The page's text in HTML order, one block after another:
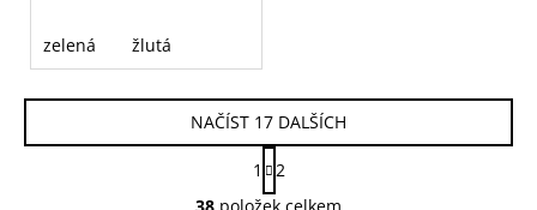
zelená žlutá
O
NAČÍST 17 DALŠÍCH
S
t
r
1
2